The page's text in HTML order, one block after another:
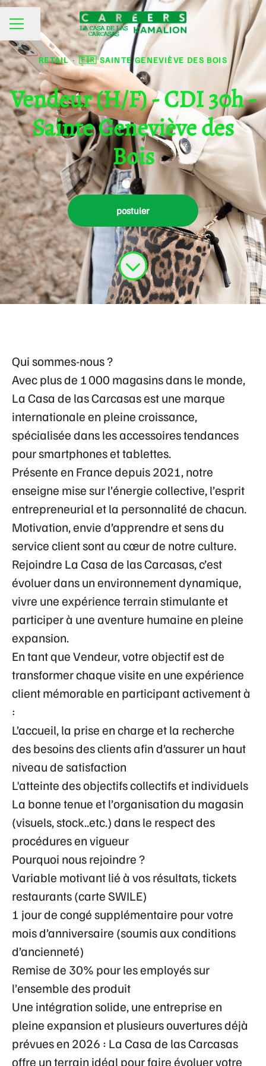
MENU CARRIÈRE
Partager la page
RETAIL · 🇫🇷 SAINTE GENEVIÈVE DES BOIS
Vendeur (H/F) - CDI 30h -
Sainte Geneviève des
Bois
postuler
Qui sommes-nous ?
Avec plus de 1 000 magasins dans le monde,
La Casa de las Carcasasest une marque
internationale en pleine croissance,
spécialisée dans les accessoires tendances
pour smartphones et tablettes.
Présente en France depuis 2021, notre
enseigne mise surl’énergie collective,l’esprit
entrepreneurialetla personnalité de chacun.
Motivation, envie d’apprendre et sens du
service client sont au cœur de notre culture.
Rejoindre La Casa de las Carcasas, c’est
évoluer dans unenvironnement dynamique,
vivre uneexpérience terrain stimulanteet
participer à uneaventure humaine en pleine
expansion.
En tant que Vendeur, votre objectif est de
transformer chaque visite en une expérience
client mémorable en participant activement à
:
L’accueil, la prise en charge et la recherche
des besoins des clients afin d’assurer un haut
niveau de satisfaction
L'atteinte des objectifs collectifs et individuels
La bonne tenue et l’organisation du magasin
(visuels, stock..etc.) dans le respect des
procédures en vigueur
Pourquoi nous rejoindre ?
Variable motivant lié à vos résultats, tickets
restaurants (carte SWILE)
1 jour de congé supplémentaire pour votre
mois d’anniversaire (soumis aux conditions
d’ancienneté)
Remise de 30% pour les employés sur
l’ensemble des produit
Une intégration solide, une entreprise en
pleine expansion et plusieurs ouvertures déjà
prévues en 2026 : La Casa de las Carcasas
offre un terrain idéal pour faire évoluer votre